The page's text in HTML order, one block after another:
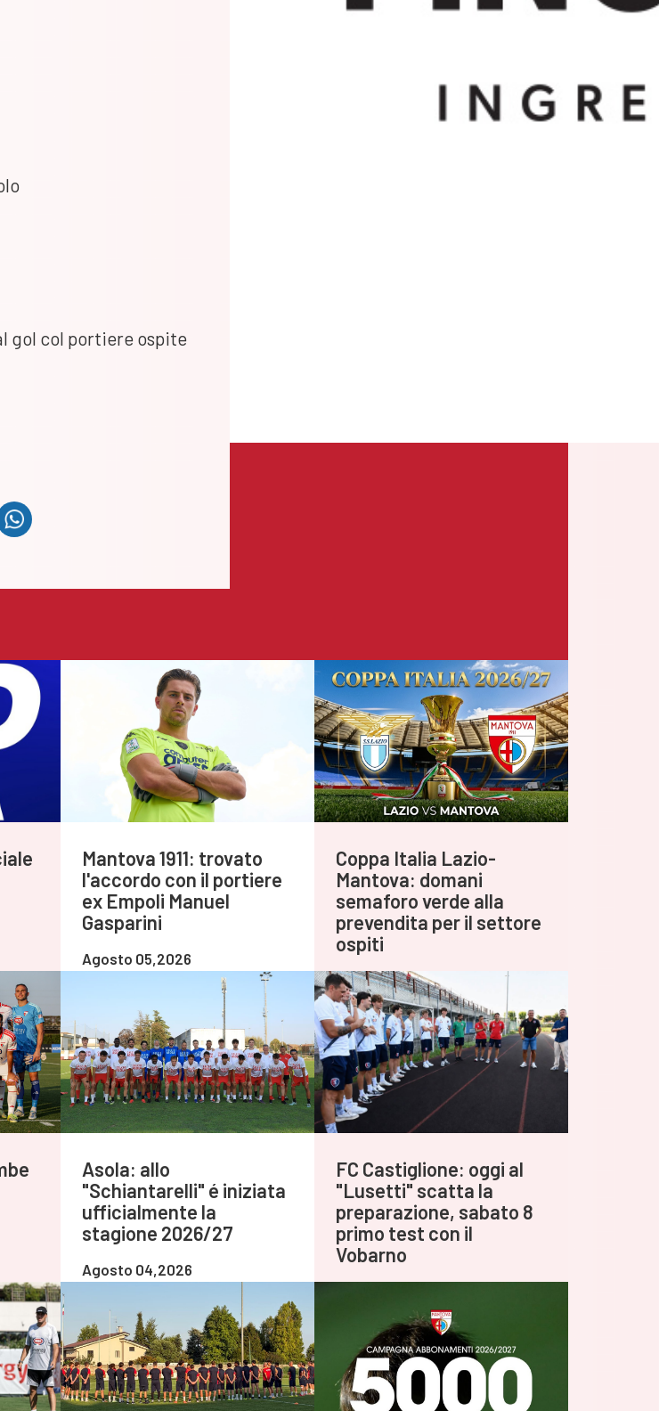
gol col portiere ospite
Mantova 1911: trovato
l'accordo con il portiere
ex Empoli Manuel
Gasparini
Agosto 05,2026
Coppa Italia Lazio-
Mantova: domani
semaforo verde alla
prevendita per il settore
ospiti
Agosto 05,2026
Asola: allo
"Schiantarelli" é iniziata
ufficialmente la
stagione 2026/27
Agosto 04,2026
FC Castiglione: oggi al
"Lusetti" scatta la
preparazione, sabato 8
primo test con il
Vobarno